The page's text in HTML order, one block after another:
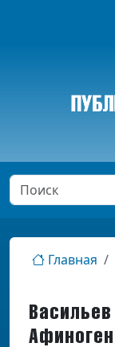
Главная
Васильев
Афиноген